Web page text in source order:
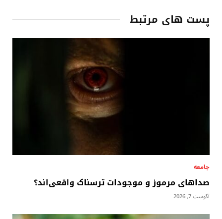
پست های مرتبط
جامعه
صداهای مرموز و موجودات ترسناک واقعی‌اند؟
آگوست 7, 2026